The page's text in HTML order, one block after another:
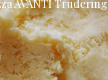
AVANTI Trudering